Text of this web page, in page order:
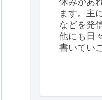
ます。主
などを発
他にも日
書いてい